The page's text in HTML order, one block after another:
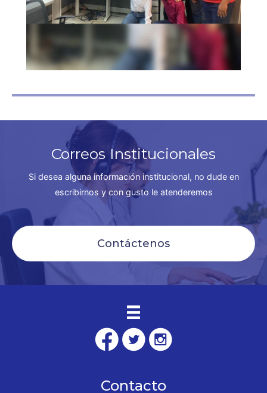
Correos Institucionales
Si desea alguna información institucional, no dude en
escribirnos y con gusto le atenderemos
Contáctenos
Contacto